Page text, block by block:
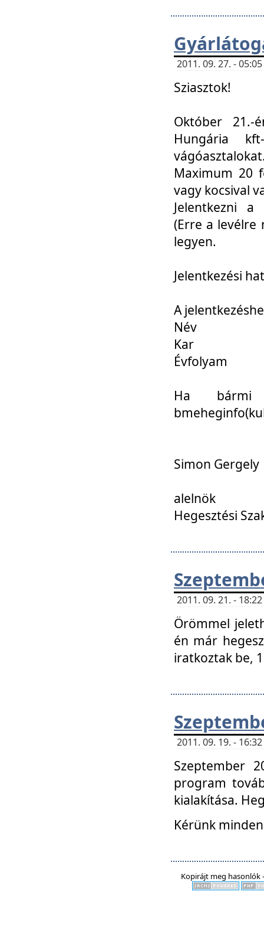
2011. 09. 27. -
Sziasztok!
Október 21.-
Hungária
Maximum 20
vagy kocsival
Jelentkezni a
(Erre a levélre
legyen.
Jelentkezési
A
Név
Kar
Évfolyam
Ha
Simon Gergely
alelnök
Hegesztési
2011. 09. 21. -
Örömmel
én már
iratkoztak be,
2011. 09. 19. -
Szeptember
program
kialakítása.
Kérünk
Kopirájt meg hasonlók